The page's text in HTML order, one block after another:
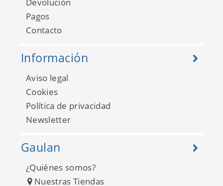
Basic III 681943
Pagos
Contacto
Información
Aviso legal
Cookies
Política de privacidad
Newsletter
Gaulan
¿Quiénes somos?
Nuestras Tiendas